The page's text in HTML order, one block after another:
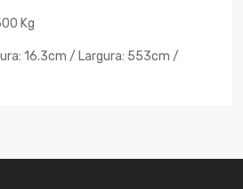
Kg
16.3cm / Largura: 553cm /